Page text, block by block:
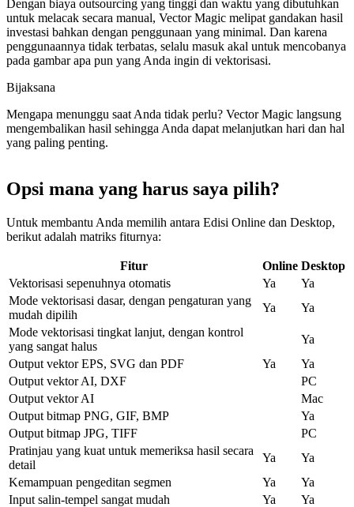
Dengan biaya outsourcing yang tinggi dan waktu yang dibutuhkan
untuk melacak secara manual, Vector Magic melipat gandakan hasil
investasi bahkan dengan penggunaan yang minimal. Dan karena
penggunaannya tidak terbatas, selalu masuk akal untuk mencobanya
pada gambar apa pun yang Anda ingin di vektorisasi.
Bijaksana
Mengapa menunggu saat Anda tidak perlu? Vector Magic langsung
mengembalikan hasil sehingga Anda dapat melanjutkan hari dan hal
yang paling penting.
Opsi mana yang harus saya pilih?
Untuk membantu Anda memilih antara Edisi Online dan Desktop,
berikut adalah matriks fiturnya:
Fitur Online Desktop
Vektorisasi sepenuhnya otomatis
Ya
Ya
Mode vektorisasi dasar, dengan pengaturan yang
mudah dipilih
Ya
Ya
Mode vektorisasi tingkat lanjut, dengan kontrol
yang sangat halus
Ya
Output vektor EPS, SVG dan PDF
Ya
Ya
Output vektor AI, DXF
PC
Output vektor AI
Mac
Output bitmap PNG, GIF, BMP
Ya
Output bitmap JPG, TIFF
PC
Pratinjau yang kuat untuk memeriksa hasil secara
detail
Ya
Ya
Kemampuan pengeditan segmen
Ya
Ya
Input salin-tempel sangat mudah
Ya
Ya